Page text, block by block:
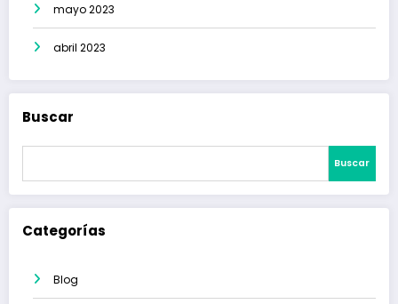
mayo 2023
abril 2023
Buscar
Buscar
Categorías
Blog